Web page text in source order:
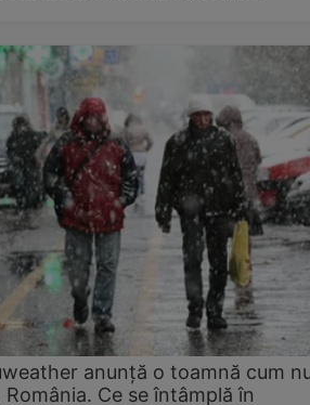
anunță o toamnă cum
Ce se întâmplă în